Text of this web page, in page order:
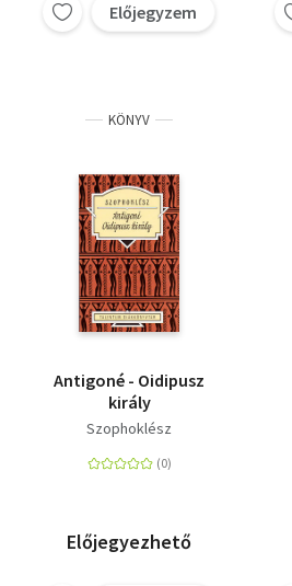
Előjegyzem
KÖNYV
Antigoné - Oidipusz
király
Szophoklész
Előjegyezhető